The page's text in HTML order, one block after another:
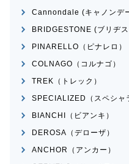
Cannondale (キャノンデ
BRIDGESTONE (ブリヂ
PINARELLO（ピナレロ）
COLNAGO（コルナゴ）
TREK（トレック）
SPECIALIZED（スペシャ
BIANCHI（ビアンキ）
DEROSA（デローザ）
ANCHOR（アンカー）